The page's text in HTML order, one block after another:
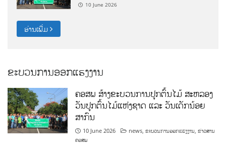
10 June 2026
ອ່ານເພີ່ມ
ຂະບວນການອອກແຮງງານ
ຄອສພ ສ້າງຂະບວນການປູກຕົ້ນໄມ້ ສະຫລອງ
ວັນປູກຕົ້ນໄມ້ແຫ່ງຊາດ ແລະ ວັນເດັກນ້ອຍ
ສາກົນ
10 June 2026 news,ຂະບວນການອອກແຮງງານ,ຂ່າວສານ
ຄອສພ